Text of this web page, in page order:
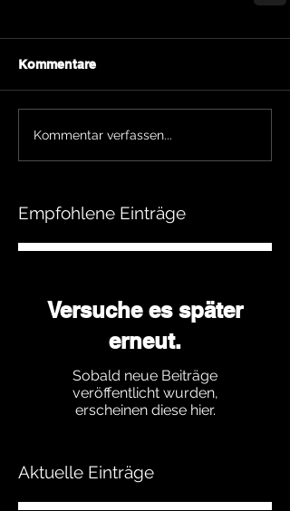
Kommentare
Kommentar verfassen...
Empfohlene Einträge
Versuche es später
erneut.
Sobald neue Beiträge
veröffentlicht wurden,
erscheinen diese hier.
Aktuelle Einträge